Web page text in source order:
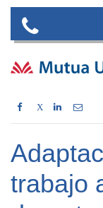
X
trabajo